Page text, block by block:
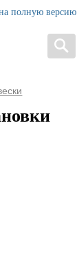
полную версию